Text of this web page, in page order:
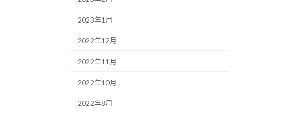
2023年1月
2022年12月
2022年11月
2022年10月
2022年8月